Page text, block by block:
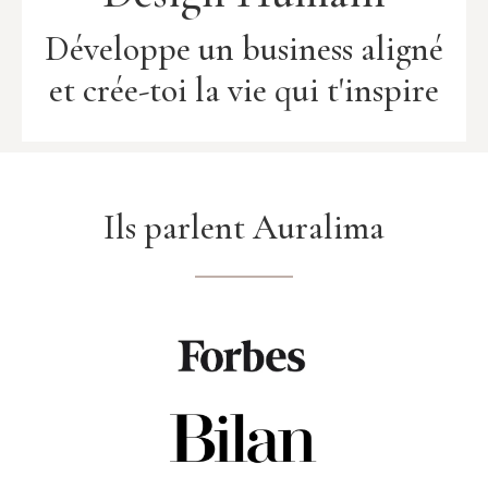
Développe un business aligné
et crée-toi la vie qui t'inspire
Ils parlent Auralima